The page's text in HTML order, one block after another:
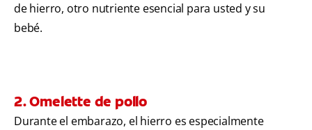
de hierro, otro nutriente esencial para usted y su
bebé.
2. Omelette de pollo
Durante el embarazo, el hierro es especialmente